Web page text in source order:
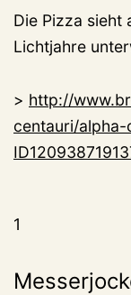
Die Pizza sieht
Lichtjahre
> http://
centauri/
1